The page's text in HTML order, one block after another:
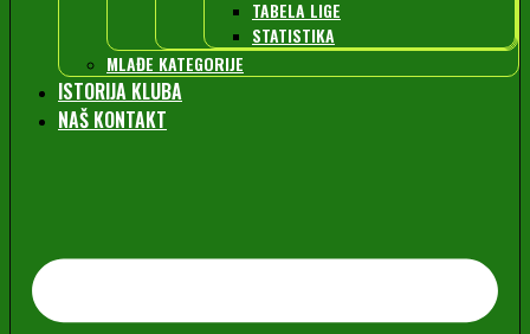
TABELA LIGE
STATISTIKA
MLAĐE KATEGORIJE
ISTORIJA KLUBA
NAŠ KONTAKT